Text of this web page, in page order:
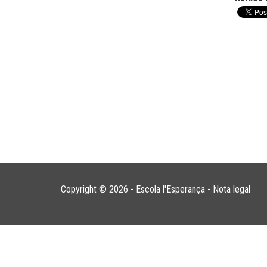
Copyright © 2026 - Escola l'Esperança - Nota legal